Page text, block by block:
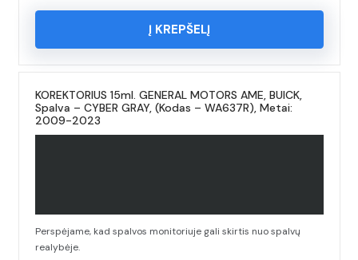
Į KREPŠELĮ
KOREKTORIUS 15ml. GENERAL MOTORS AME, BUICK,
Spalva – CYBER GRAY, (Kodas – WA637R), Metai:
2009-2023
Perspėjame, kad spalvos monitoriuje gali skirtis nuo spalvų
realybėje.